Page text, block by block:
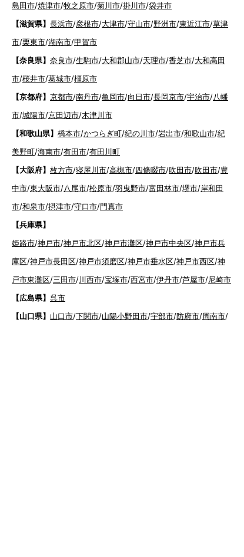
島田市/焼津市/牧之原市/菊川市/掛川市/袋井市
【滋賀県】 長浜市/彦根市/大津市/守山市/野洲市/東近江市/草津
市/栗東市/湖南市/甲賀市
【奈良県】 奈良市/生駒市/大和郡山市/天理市/香芝市/大和高田
市/桜井市/葛城市/橿原市
【京都府】 京都市/南丹市/亀岡市/向日市/長岡京市/宇治市/八幡
市/城陽市/京田辺市/木津川市
【和歌山県】 橋本市/かつらぎ町/紀の川市/岩出市/和歌山市/紀
美野町/海南市/有田市/有田川町
【大阪府】 枚方市/寝屋川市/高槻市/四條畷市/吹田市/吹田市/豊
中市/東大阪市/八尾市/松原市/羽曳野市/富田林市/堺市/岸和田
市/和泉市/摂津市/守口市/門真市
【兵庫県】
姫路市/神戸市/神戸市北区/神戸市灘区/神戸市中央区/神戸市兵
庫区/神戸市長田区/神戸市須磨区/神戸市垂水区/神戸市西区/神
戸市東灘区/三田市/川西市/宝塚市/西宮市/伊丹市/芦屋市/尼崎市
【広島県】 呉市
【山口県】 山口市/下関市/山陽小野田市/宇部市/防府市/周南市/